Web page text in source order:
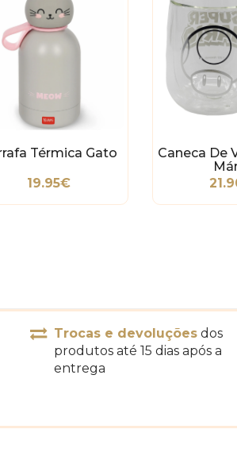
Térmica Gato
19.95€
Caneca De
Trocas e devoluções dos
produtos até 15 dias após a
entrega